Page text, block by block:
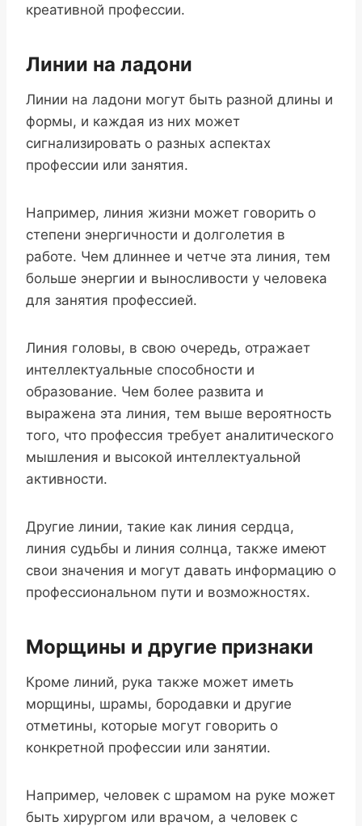
креативной профессии.
Линии на ладони
Линии на ладони могут быть разной длины и
формы, и каждая из них может
сигнализировать о разных аспектах
профессии или занятия.
Например, линия жизни может говорить о
степени энергичности и долголетия в
работе. Чем длиннее и четче эта линия, тем
больше энергии и выносливости у человека
для занятия профессией.
Линия головы, в свою очередь, отражает
интеллектуальные способности и
образование. Чем более развита и
выражена эта линия, тем выше вероятность
того, что профессия требует аналитического
мышления и высокой интеллектуальной
активности.
Другие линии, такие как линия сердца,
линия судьбы и линия солнца, также имеют
свои значения и могут давать информацию о
профессиональном пути и возможностях.
Морщины и другие признаки
Кроме линий, рука также может иметь
морщины, шрамы, бородавки и другие
отметины, которые могут говорить о
конкретной профессии или занятии.
Например, человек с шрамом на руке может
быть хирургом или врачом, а человек с